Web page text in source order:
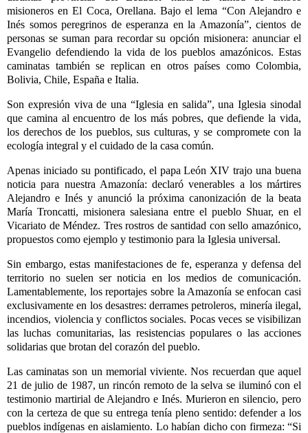
misioneros en El Coca, Orellana. Bajo el lema “Con Alejandro e
Inés somos peregrinos de esperanza en la Amazonía”, cientos de
personas se suman para recordar su opción misionera: anunciar el
Evangelio defendiendo la vida de los pueblos amazónicos. Estas
caminatas también se replican en otros países como Colombia,
Bolivia, Chile, España e Italia.
Son expresión viva de una “Iglesia en salida”, una Iglesia sinodal
que camina al encuentro de los más pobres, que defiende la vida,
los derechos de los pueblos, sus culturas, y se compromete con la
ecología integral y el cuidado de la casa común.
Apenas iniciado su pontificado, el papa León XIV trajo una buena
noticia para nuestra Amazonía: declaró venerables a los mártires
Alejandro e Inés y anunció la próxima canonización de la beata
María Troncatti, misionera salesiana entre el pueblo Shuar, en el
Vicariato de Méndez. Tres rostros de santidad con sello amazónico,
propuestos como ejemplo y testimonio para la Iglesia universal.
Sin embargo, estas manifestaciones de fe, esperanza y defensa del
territorio no suelen ser noticia en los medios de comunicación.
Lamentablemente, los reportajes sobre la Amazonía se enfocan casi
exclusivamente en los desastres: derrames petroleros, minería ilegal,
incendios, violencia y conflictos sociales. Pocas veces se visibilizan
las luchas comunitarias, las resistencias populares o las acciones
solidarias que brotan del corazón del pueblo.
Las caminatas son un memorial viviente. Nos recuerdan que aquel
21 de julio de 1987, un rincón remoto de la selva se iluminó con el
testimonio martirial de Alejandro e Inés. Murieron en silencio, pero
con la certeza de que su entrega tenía pleno sentido: defender a los
pueblos indígenas en aislamiento. Lo habían dicho con firmeza: “Si